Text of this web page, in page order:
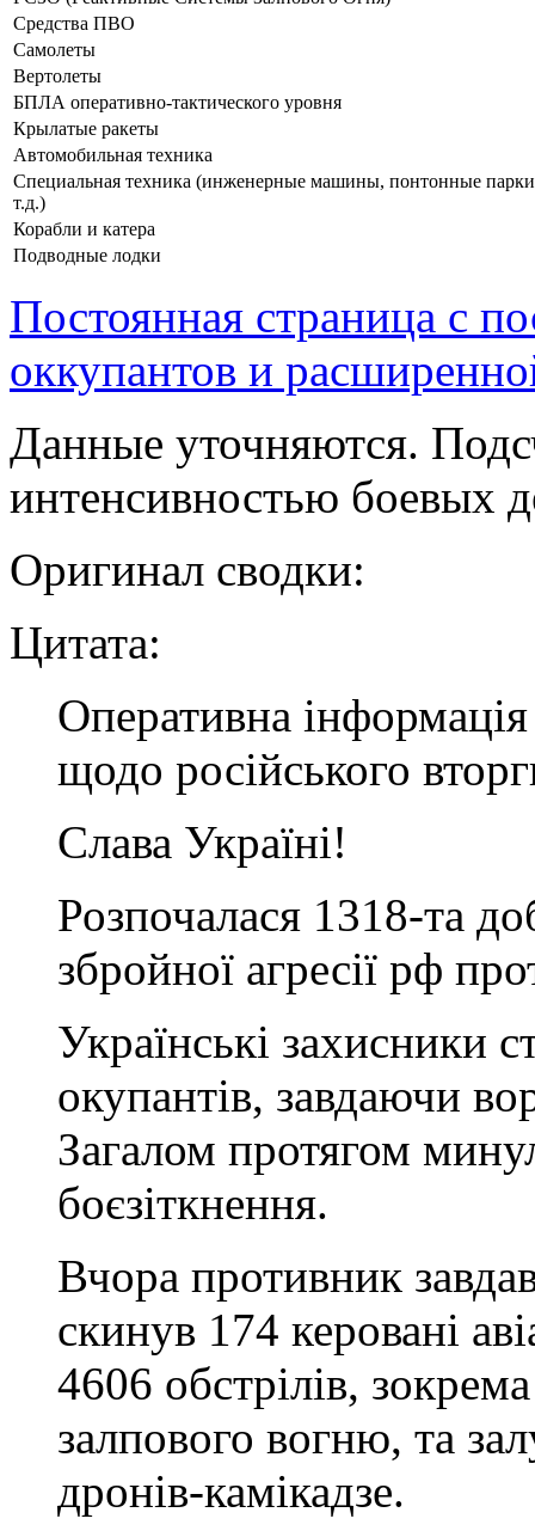
Средства ПВО
Самолеты
Вертолеты
БПЛА оперативно-тактического уровня
Крылатые ракеты
Автомобильная техника
Специальная техника (инженерные машины, понтонные
т.д.)
Корабли и катера
Подводные лодки
Постоянная страница с
оккупантов и
Данные уточняются.
интенсивностью боевых
Оригинал сводки:
Цитата:
Оперативна
щодо російського
Слава Україні!
Розпочалася 1318-та
збройної агресії рф
Українські захисники
окупантів, завдаючи
Загалом протягом
боєзіткнення.
Вчора противник
скинув 174 керовані
4606 обстрілів,
залпового вогню, та
дронів-камікадзе.